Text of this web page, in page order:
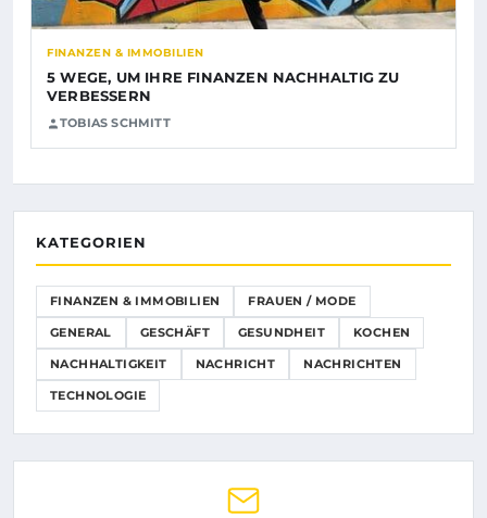
FINANZEN & IMMOBILIEN
5 WEGE, UM IHRE FINANZEN NACHHALTIG ZU
VERBESSERN
TOBIAS SCHMITT
KATEGORIEN
FINANZEN & IMMOBILIEN FRAUEN / MODE
GENERAL GESCHÄFT GESUNDHEIT KOCHEN
NACHHALTIGKEIT NACHRICHT NACHRICHTEN
TECHNOLOGIE